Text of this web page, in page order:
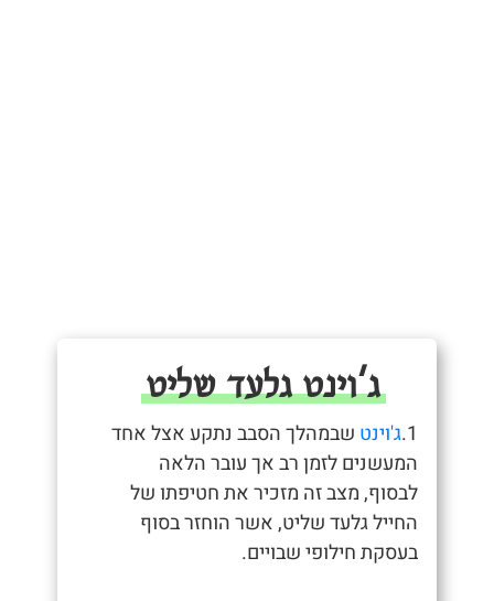
ג'וינט גלעד שליט
1. ג'וינט שבמהלך הסבב נתקע אצל אחד
המעשנים לזמן רב אך עובר הלאה
לבסוף, מצב זה מזכיר את חטיפתו של
החייל גלעד שליט, אשר הוחזר בסוף
בעסקת חילופי שבויים.